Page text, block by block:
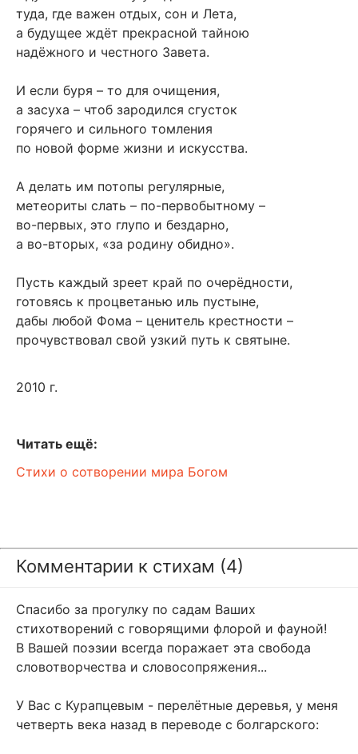
туда, где важен отдых, сон и Лета,
а будущее ждёт прекрасной тайною
надёжного и честного Завета.
И если буря – то для очищения,
а засуха – чтоб зародился сгусток
горячего и сильного томления
по новой форме жизни и искусства.
А делать им потопы регулярные,
метеориты слать – по-первобытному –
во-первых, это глупо и бездарно,
а во-вторых, «за родину обидно».
Пусть каждый зреет край по очерёдности,
готовясь к процветанью иль пустыне,
дабы любой Фома – ценитель крестности –
прочувствовал свой узкий путь к святыне.
2010 г.
Читать ещё:
Стихи о сотворении мира Богом
Комментарии к стихам (4)
Спасибо за прогулку по садам Ваших
стихотворений с говорящими флорой и фауной!
В Вашей поэзии всегда поражает эта свобода
словотворчества и словосопряжения...
У Вас с Курапцевым - перелётные деревья, у меня
четверть века назад в переводе с болгарского: